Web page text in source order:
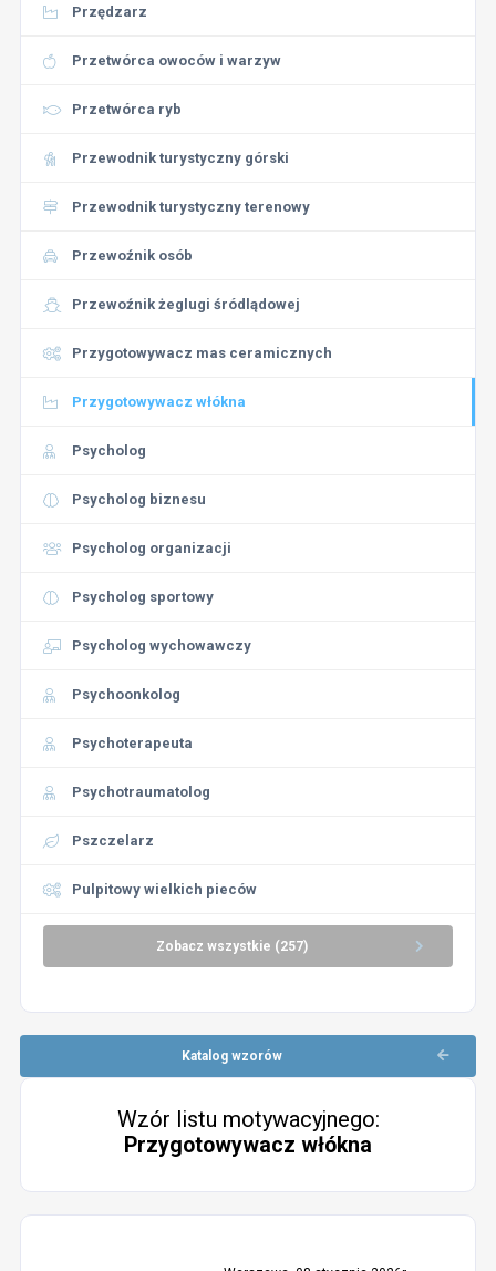
Przędzarz
Przetwórca owoców i warzyw
Przetwórca ryb
Przewodnik turystyczny górski
Przewodnik turystyczny terenowy
Przewoźnik osób
Przewoźnik żeglugi śródlądowej
Przygotowywacz mas ceramicznych
Przygotowywacz włókna
Psycholog
Psycholog biznesu
Psycholog organizacji
Psycholog sportowy
Psycholog wychowawczy
Psychoonkolog
Psychoterapeuta
Psychotraumatolog
Pszczelarz
Pulpitowy wielkich pieców
Zobacz wszystkie (257)
Katalog wzorów
Wzór listu motywacyjnego:
Przygotowywacz włókna